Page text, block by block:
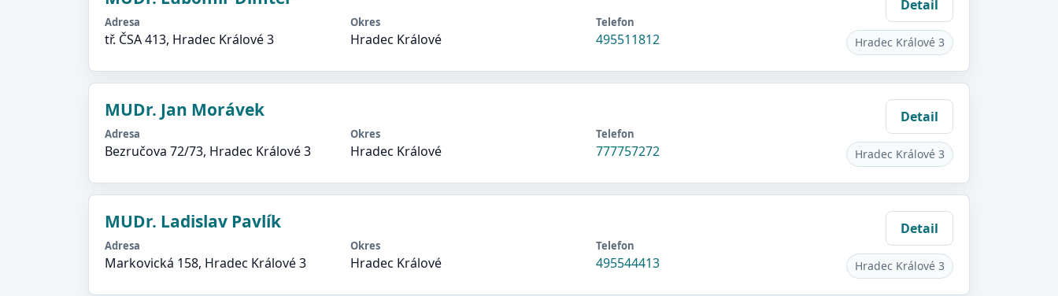
Adresa
tř. ČSA 413, Hradec Králové 3
Okres
Hradec Králové
Telefon
495511812
Detail
Hradec Králové 3
MUDr. Jan Morávek
Adresa
Bezručova 72/73, Hradec Králové 3
Okres
Hradec Králové
Telefon
777757272
Detail
Hradec Králové 3
MUDr. Ladislav Pavlík
Adresa
Markovická 158, Hradec Králové 3
Okres
Hradec Králové
Telefon
495544413
Detail
Hradec Králové 3